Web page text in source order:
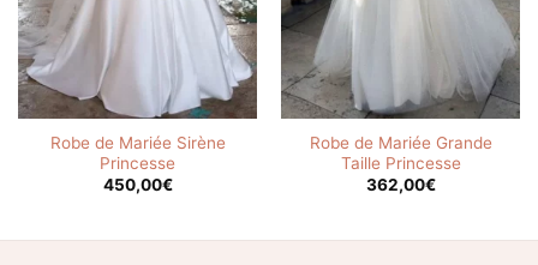
Robe de Mariée Sirène
Princesse
450,00€
Robe de Mariée Grande
Taille Princesse
362,00€